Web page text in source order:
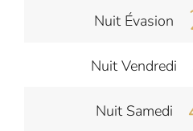
Nuit Évasion
Nuit Vendredi
Nuit Samedi